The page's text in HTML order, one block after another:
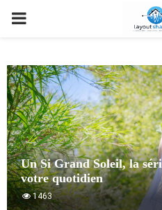
PRIMARY
Un Si Grand Soleil, la
votre quotidien
1463